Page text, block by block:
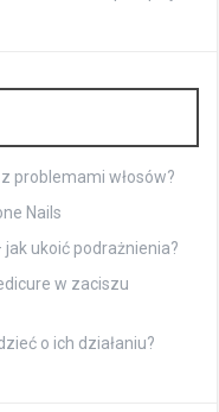
problemami włosów?
Nails
ukoić podrażnienia?
w zaciszu
o ich działaniu?